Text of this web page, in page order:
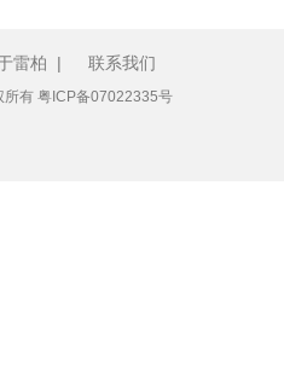
雷柏 | 联系我们
所有 粤ICP备07022335号